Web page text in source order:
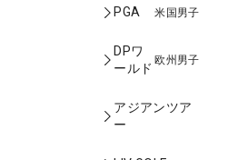
PGA 米国男子
DPワ
ールド
欧州男子
アジアンツア
ー